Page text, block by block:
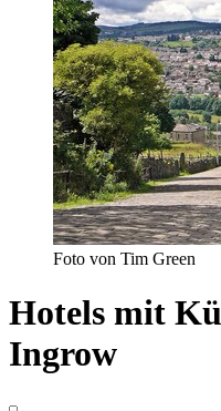
Foto von Tim Green
Hotels mit
Ingrow